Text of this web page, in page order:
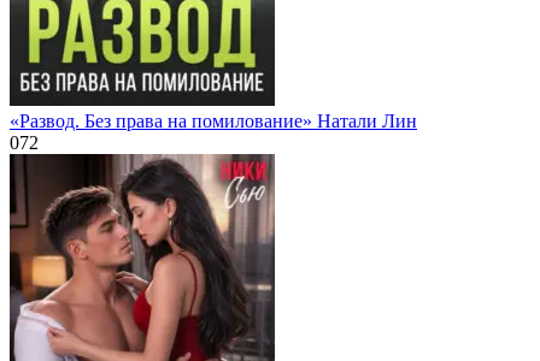
«Развод. Без права на помилование» Натали Лин
072